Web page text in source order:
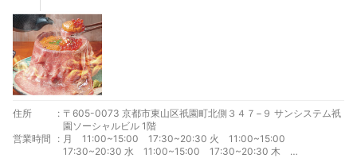
住所 : 〒605-0073 京都市東山区祇園町北側３４７−９ サンシステム祇
園ソーシャルビル 1階
営業時間
: 月 11:00~15:00 17:30~20:30 火 11:00~15:00
17:30~20:30 水 11:00~15:00 17:30~20:30 木